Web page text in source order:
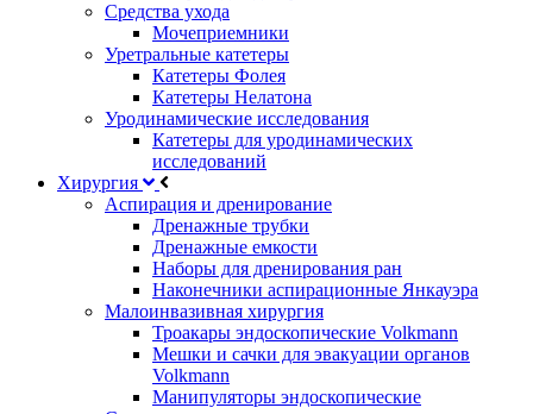
Средства ухода
Мочеприемники
Уретральные катетеры
Катетеры Фолея
Катетеры Нелатона
Уродинамические исследования
Катетеры для уродинамических
исследований
Хирургия
Аспирация и дренирование
Дренажные трубки
Дренажные емкости
Наборы для дренирования ран
Наконечники аспирационные Янкауэра
Малоинвазивная хирургия
Троакары эндоскопические Volkmann
Мешки и сачки для эвакуации органов
Volkmann
Манипуляторы эндоскопические